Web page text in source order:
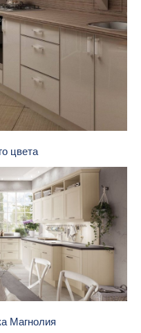
цвета
Магнолия